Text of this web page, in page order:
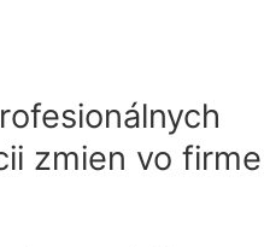
zmien vo firme